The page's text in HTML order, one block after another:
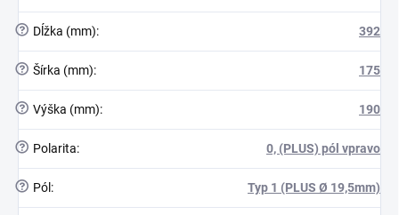
? Dĺžka (mm): 392
? Šírka (mm): 175
? Výška (mm): 190
? Polarita: 0, (PLUS) pól vpravo
? Pól: Typ 1 (PLUS Ø 19,5mm)